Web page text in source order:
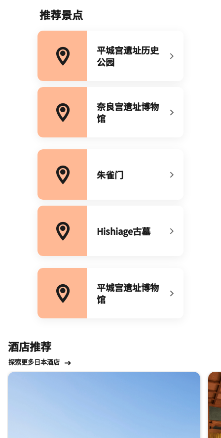
推荐景点
平城宫遗址历史
公园​
打开新窗口
​奈良宫遗址博物
馆​
打开新窗口
朱雀门​
打开新窗口
Hishiage古墓​
打开新窗口
平城宫遗址博物
馆​
打开新窗口
酒店推荐
跳过 酒店推荐 轮播 使用 3 张卡。
探索更多日本酒店